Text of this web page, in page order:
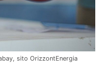
sito OrizzontEnergia